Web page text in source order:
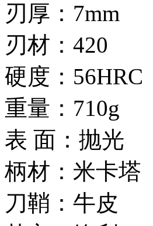
刃厚：7mm
刃材：420
硬度：56HRC
重量：710g
表 面：抛光
柄材：米卡塔
刀鞘：牛皮